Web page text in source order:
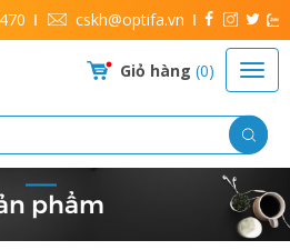
cskh@optifa.vn
Giỏ hàng 0
phẩm